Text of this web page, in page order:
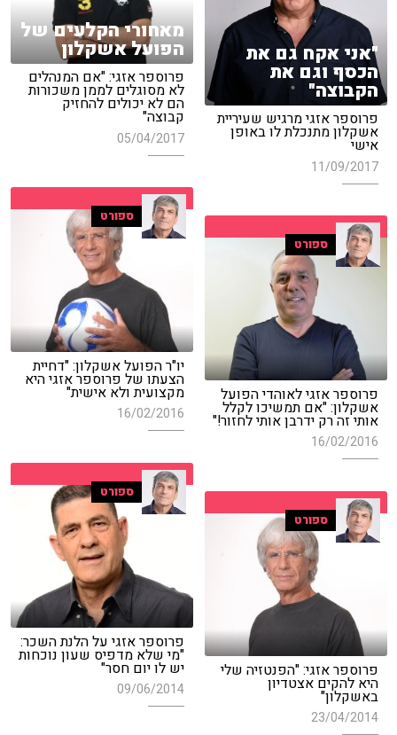
"אני אקח גם את
הכסף וגם את
הקבוצה"
פרוספר אזגי מרגיש שעיריית
אשקלון מתנכלת לו באופן
אישי
11/09/2017
מאחורי הקלעים של
הפועל אשקלון
פרוספר אזגי: "אם המנהלים
לא מסוגלים לממן משכורות
הם לא יכולים להחזיק
קבוצה"
05/04/2017
ספורט
יו"ר הפועל אשקלון: "דחיית
הצעתו של פרוספר אזגי היא
מקצועית ולא אישית"
16/02/2016
ספורט
פרוספר אזגי לאוהדי הפועל
אשקלון: "אם תמשיכו לקלל
אותי זה רק ידרבן אותי לחזור!"
16/02/2016
ספורט
פרוספר אזגי על הלנת השכר:
"מי שלא מדפיס שעון נוכחות
יש לו יום חסר"
09/06/2014
ספורט
פרוספר אזגי: "הפנטזיה שלי
היא להקים אצטדיון
באשקלון"
23/04/2014